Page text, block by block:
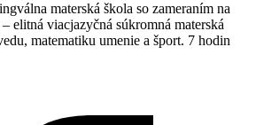
materská škola so zameraním na
elitná viacjazyčná súkromná materská
matematiku umenie a šport. 7 hodin